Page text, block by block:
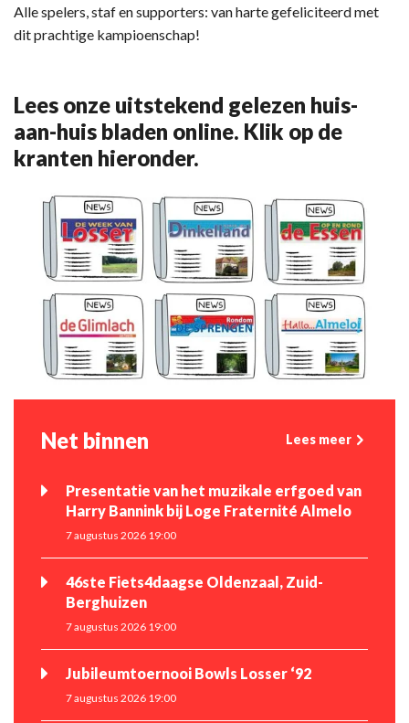
Alle spelers, staf en supporters: van harte gefeliciteerd met
dit prachtige kampioenschap!
Lees onze uitstekend gelezen huis-
aan-huis bladen online. Klik op de
kranten hieronder.
Net binnen Lees meer
Presentatie van het muzikale erfgoed van
Harry Bannink bij Loge Fraternité Almelo
7 augustus 2026 19:00
46ste Fiets4daagse Oldenzaal, Zuid-
Berghuizen
7 augustus 2026 19:00
Jubileumtoernooi Bowls Losser ‘92
7 augustus 2026 19:00